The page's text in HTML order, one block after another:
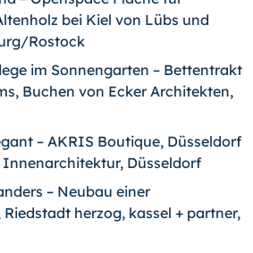
bei Kiel von Lübs und
Rostock
im Sonnengarten – Bettentrakt
Buchen von Ecker Architekten,
– AKRIS Boutique, Düsseldorf
Düsseldorf
– Neubau einer
herzog, kassel + partner,